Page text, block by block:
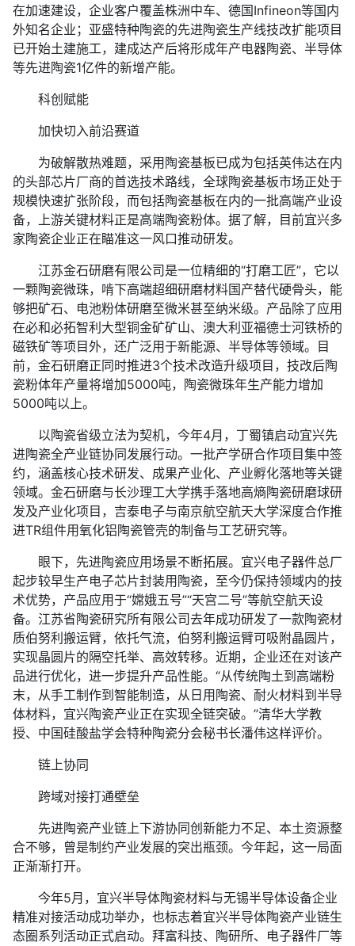
在加速建设，企业客户覆盖株洲中车、德国Infineon等国内
外知名企业；亚盛特种陶瓷的先进陶瓷生产线技改扩能项目
已开始土建施工，建成达产后将形成年产电器陶瓷、半导体
等先进陶瓷1亿件的新增产能。
科创赋能
加快切入前沿赛道
为破解散热难题，‌采用陶瓷基板已成为包括英伟达在内
的头部芯片厂商的首选技术路线‌，全球陶瓷基板市场正处于
规模快速扩张阶段，而包括陶瓷基板在内的一批高端产业设
备，上游关键材料正是高端陶瓷粉体。据了解，目前宜兴多
家陶瓷企业正在瞄准这一风口推动研发。
江苏金石研磨有限公司是一位精细的“打磨工匠”，它以
一颗陶瓷微珠，啃下高端超细研磨材料国产替代硬骨头，能
够把矿石、电池粉体研磨至微米甚至纳米级。产品除了应用
在必和必拓智利大型铜金矿矿山、澳大利亚福德士河铁桥的
磁铁矿等项目外，还广泛用于新能源、半导体等领域。目
前，金石研磨正同时推进3个技术改造升级项目，技改后陶
瓷粉体年产量将增加5000吨，陶瓷微珠年生产能力增加
5000吨以上。
以陶瓷省级立法为契机，今年4月，丁蜀镇启动宜兴先
进陶瓷全产业链协同发展行动。一批产学研合作项目集中签
约，涵盖核心技术研发、成果产业化、产业孵化落地等关键
领域。金石研磨与长沙理工大学携手落地高熵陶瓷研磨球研
发及产业化项目，吉泰电子与南京航空航天大学深度合作推
进TR组件用氧化铝陶瓷管壳的制备与工艺研究等。
眼下，先进陶瓷应用场景不断拓展。宜兴电子器件总厂
起步较早生产电子芯片封装用陶瓷，至今仍保持领域内的技
术优势，产品应用于“嫦娥五号”“天宫二号”等航空航天设
备。江苏省陶瓷研究所有限公司去年成功研发了一款陶瓷材
质伯努利搬运臂，依托气流，伯努利搬运臂可吸附晶圆片，
实现晶圆片的隔空托举、高效转移。近期，企业还在对该产
品进行优化，进一步提升产品性能。“从传统陶土到高端粉
末，从手工制作到智能制造，从日用陶瓷、耐火材料到半导
体材料，宜兴陶瓷产业正在实现全链突破。”清华大学教
授、中国硅酸盐学会特种陶瓷分会秘书长潘伟这样评价。
链上协同
跨域对接打通壁垒
先进陶瓷产业链上下游协同创新能力不足、本土资源整
合不够，曾是制约产业发展的突出瓶颈。今年起，这一局面
正渐渐打开。
今年5月，宜兴半导体陶瓷材料与无锡半导体设备企业
精准对接活动成功举办，也标志着宜兴半导体陶瓷产业链生
态圈系列活动正式启动。拜富科技、陶研所、电子器件厂等